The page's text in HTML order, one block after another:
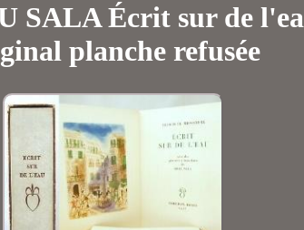
Écrit sur de
planche refusée